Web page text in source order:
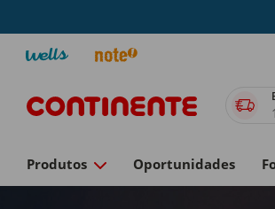
Produtos Oportunidades